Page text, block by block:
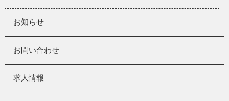
お知らせ
お問い合わせ
求人情報